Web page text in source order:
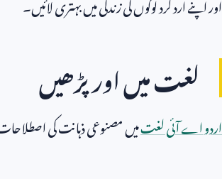
لغت میں اور پڑھیں
اردو اے آئی لغتمیں مصنوعی ذہانت کی